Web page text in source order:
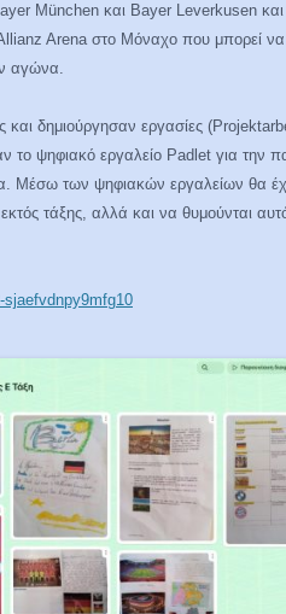
München και Bayer Leverkusen
Arena στο Μόναχο που μπορεί
αγώνα.
και δημιούργησαν εργασίες
το ψηφιακό εργαλείο Padlet για την
Μέσω των ψηφιακών εργαλείων θα
τάξης, αλλά και να θυμούνται